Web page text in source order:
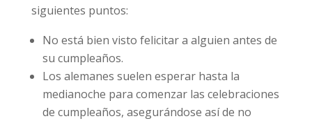
siguientes puntos:
No está bien visto felicitar a alguien antes de
su cumpleaños.
Los alemanes suelen esperar hasta la
medianoche para comenzar las celebraciones
de cumpleaños, asegurándose así de no